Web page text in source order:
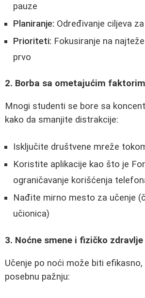
pauze
Planiranje: Određivanje ciljeva
Prioriteti: Fokusiranje na
prvo
2. Borba sa ometajućim
Mnogi studenti se bore sa
kako da smanjite distrakcije:
Isključite društvene mreže
Koristite aplikacije kao što je
ograničavanje korišćenja
Nađite mirno mesto za učenje
učionica)
3. Noćne smene i fizičko zdravlje
Učenje po noći može biti efikasno,
posebnu pažnju: